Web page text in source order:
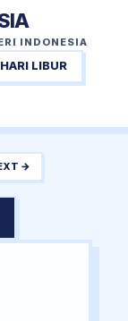
INDONESIA
HARI LIBUR
→